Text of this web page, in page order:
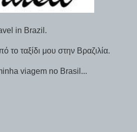
in Brazil.
το ταξίδι μου στην Βραζιλία.
viagem no Brasil...